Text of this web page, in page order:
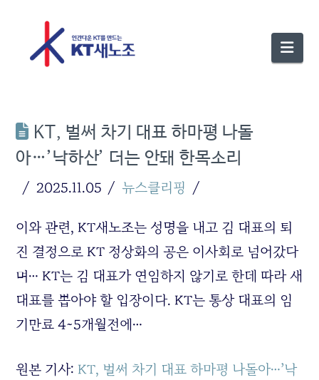
KT, 벌써 차기 대표 하마평 나돌
아…’낙하산’ 더는 안돼 한목소리
2025.11.05 뉴스클리핑
이와 관련, KT새노조는 성명을 내고 김 대표의 퇴
진 결정으로 KT 정상화의 공은 이사회로 넘어갔다
며… KT는 김 대표가 연임하지 않기로 한데 따라 새
대표를 뽑아야 할 입장이다. KT는 통상 대표의 임
기만료 4~5개월전에…
원본 기사: KT, 벌써 차기 대표 하마평 나돌아…’낙